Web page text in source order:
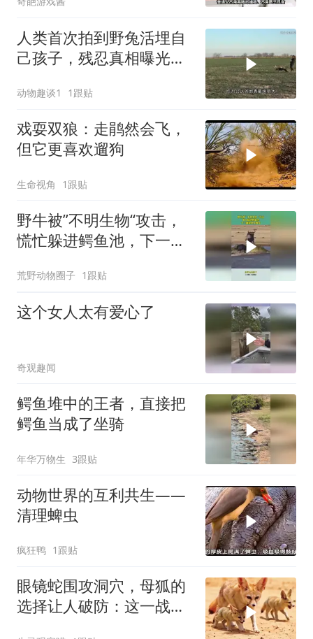
人类首次拍到野兔活埋自
己孩子，残忍真相曝光后
动物趣谈1 1跟贴
戏耍双狼：走鹃然会飞，
但它更喜欢遛狗
生命视角 1跟贴
野牛被”不明生物“攻击，
慌忙躲进鳄鱼池，下一幕
荒野动物圈子 1跟贴
这个女人太有爱心了
奇观趣闻
鳄鱼堆中的王者，直接把
鳄鱼当成了坐骑
年华万物生 3跟贴
动物世界的互利共生——
清理蜱虫
疯狂鸭 1跟贴
眼镜蛇围攻洞穴，母狐的
选择让人破防：这一战，